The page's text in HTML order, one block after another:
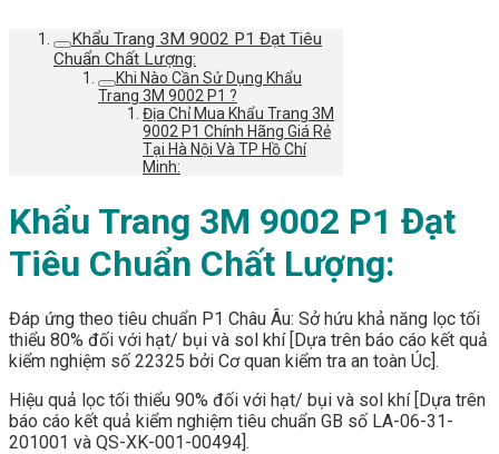
Khẩu Trang 3M 9002 P1 Đạt Tiêu
Chuẩn Chất Lượng:
Khi Nào Cần Sử Dụng Khẩu
Trang 3M 9002 P1 ?
Địa Chỉ Mua Khẩu Trang 3M
9002 P1 Chính Hãng Giá Rẻ
Tại Hà Nội Và TP Hồ Chí
Minh:
Khẩu Trang 3M 9002 P1 Đạt
Tiêu Chuẩn Chất Lượng:
Đáp ứng theo tiêu chuẩn P1 Châu Âu: Sở hứu khả năng lọc tối
thiểu 80% đối với hạt/ bụi và sol khí [Dựa trên báo cáo kết quả
kiểm nghiệm số 22325 bởi Cơ quan kiểm tra an toàn Úc].
Hiệu quả lọc tối thiểu 90% đối với hạt/ bụi và sol khí [Dựa trên
báo cáo kết quả kiểm nghiệm tiêu chuẩn GB số LA-06-31-
201001 và QS-XK-001-00494].